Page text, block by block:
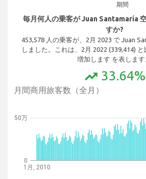
期間
毎月何人の乗客が Juan Santamaría
すか?
453,578 人の乗客が、2月 2023 で Juan
しました。これは、2月 2022 (339,414)
増加します を表します
trending_up 33.64%
月間商用旅客数（全月）
1月, 2010
0
50万